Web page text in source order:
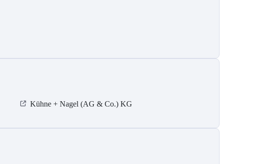
Kühne + Nagel (AG & Co.) KG